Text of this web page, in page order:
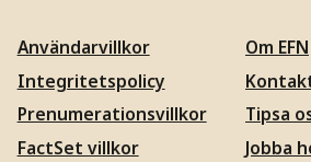
Användarvillkor
Integritetspolicy
Prenumerationsvillkor
FactSet villkor
Om EFN
Tipsa
Jobba